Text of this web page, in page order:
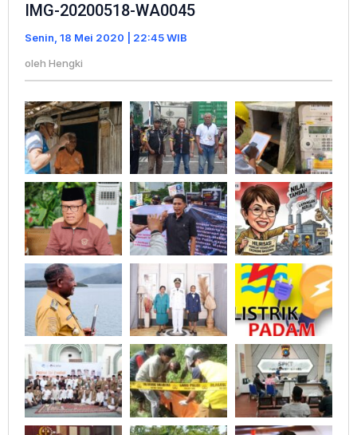
WA0045
IMG-20200518-WA0045
Senin, 18 Mei 2020 | 22:45 WIB
oleh Hengki